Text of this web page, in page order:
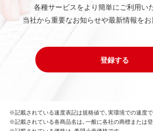
各種サービスをより簡単にご利用い
当社から重要なお知らせや最新情報をお
登録する
※記載されている速度表記は規格値で、実環境での速度で
※記載されている各商品名は、一般に各社の商標または登